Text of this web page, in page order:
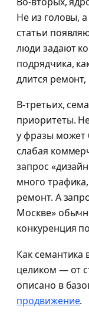
Не из головы,
статьи
люди задают
подрядчика,
длится
В-третьих,
приоритеты.
у фразы может
слабая
запрос
много
ремонт. А
Москве»
конкуренция
Как семантика
целиком — от
описано в
продвижение.